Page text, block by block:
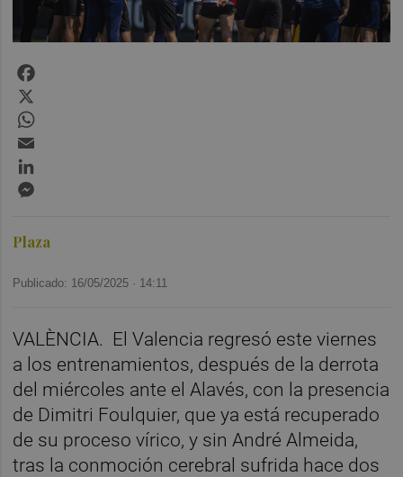
Plaza
Publicado: 16/05/2025 · 14:11
VALÈNCIA. El Valencia regresó este viernes
a los entrenamientos, después de la derrota
del miércoles ante el Alavés, con la presencia
de Dimitri Foulquier, que ya está recuperado
de su proceso vírico, y sin André Almeida,
tras la conmoción cerebral sufrida hace dos